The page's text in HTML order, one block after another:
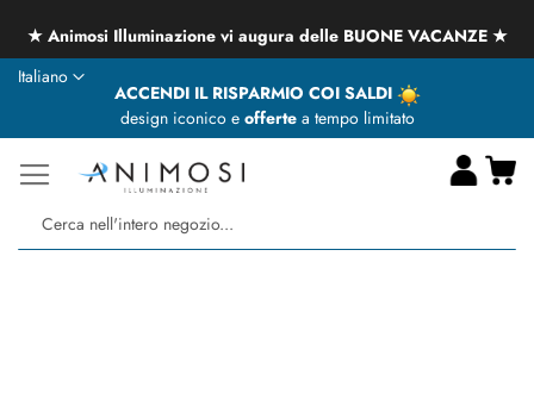
★ Animosi Illuminazione vi augura delle BUONE VACANZE ★
ACCENDI IL RISPARMIO COI SALDI
design iconico e offertea tempo limitato
Lingua
Italiano